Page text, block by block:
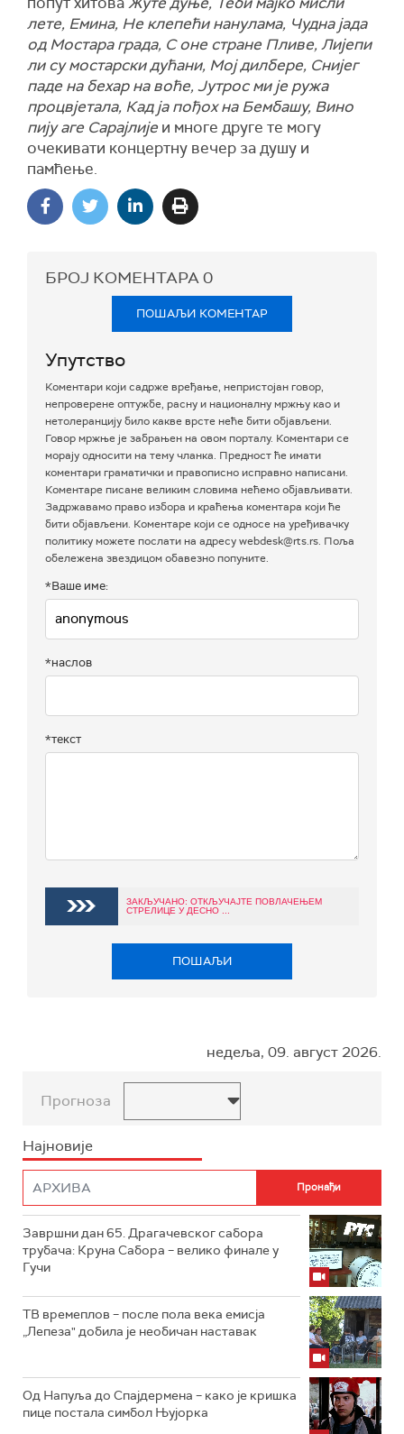
лете, Емина, Не клепећи нанулама, Чудна јада
од Мостара града, С оне стране Пливе, Лијепи
ли су мостарски дућани, Мој дилбере, Снијег
паде на бехар на воће, Јутрос ми је ружа
процвјетала, Кад ја пођох на Бембашу, Вино
пију аге Сарајлијеи многе друге те могу
очекивати концертну вечер за душу и
памћење.
БРОЈ КОМЕНТАРА0
ПОШАЉИ КОМЕНТАР
Упутство
Коментари који садрже вређање, непристојан говор,
непроверене оптужбе, расну и националну мржњу као и
нетолеранцију било какве врсте неће бити објављени.
Говор мржње је забрањен на овом порталу. Коментари се
морају односити на тему чланка. Предност ће имати
коментари граматички и правописно исправно написани.
Коментаре писане великим словима нећемо објављивати.
Задржавамо право избора и краћења коментара који ће
бити објављени. Коментаре који се односе на уређивачку
политику можете послати на адресу webdesk@rts.rs. Поља
обележена звездицом обавезно попуните.
*Ваше име:
*наслов
*текст
ЗАКЉУЧАНО: ОТКЉУЧАЈТЕ ПОВЛАЧЕЊЕМ
СТРЕЛИЦЕ У ДЕСНО ...
ПОШАЉИ
недеља, 09. август 2026.
Прогноза
Најновије
Завршни дан 65. Драгачевског сабора
трубача: Круна Сабора – велико финале у
Гучи
ТВ времеплов – после пола века емисја
„Лепеза" добила је необичан наставак
Од Напуља до Спајдермена – како је кришка
пице постала симбол Њујорка